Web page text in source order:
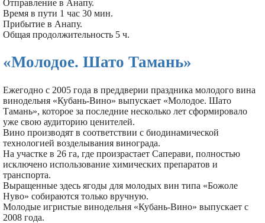
Отправление в Анапу.
Время в пути 1 час 30 мин.
Прибытие в Анапу.
Общая продолжительность 5 ч.
«Молодое. Шато Тамань»
Ежегодно с 2005 года в преддверии праздника молодого вина
винодельня «Кубань-Вино» выпускает «Молодое. Шато
Тамань», которое за последние несколько лет сформировало
уже свою аудиторию ценителей.
Вино производят в соответствии с биодинамической
технологией возделывания винограда.
На участке в 26 га, где произрастает Саперави, полностью
исключено использование химических препаратов и
транспорта.
Выращенные здесь ягоды для молодых вин типа «Божоле
Нуво» собираются только вручную.
Молодые игристые винодельня «Кубань-Вино» выпускает с
2008 года.